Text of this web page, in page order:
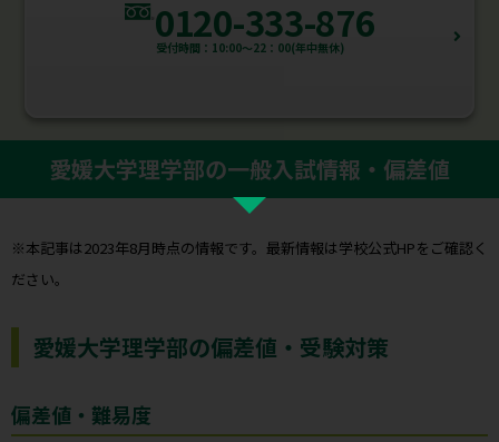
0120-333-876
受付時間：10:00～22：00(年中無休)
愛媛大学理学部の一般入試情報・偏差値
※本記事は2023年8月時点の情報です。最新情報は学校公式HPをご確認く
ださい。
愛媛大学理学部の偏差値・受験対策
偏差値・難易度